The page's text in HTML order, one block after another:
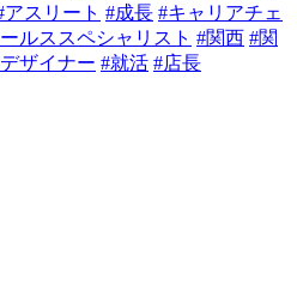
アスリート #成長 #キャリアチェ
ルススペシャリスト #関西 #関
ザイナー #就活 #店長